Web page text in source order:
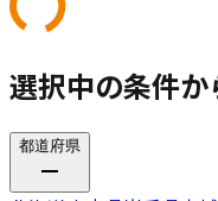
選択中の条件か
都道府県